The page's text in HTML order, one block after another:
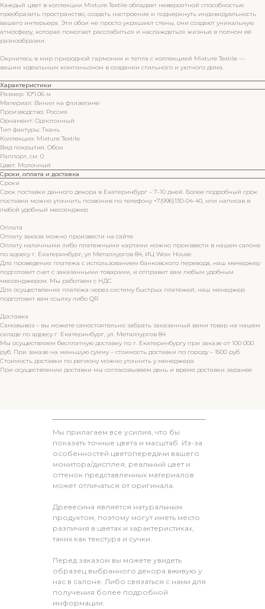
Каждый цвет в коллекции Mixture Textile обладает невероятной способностью
преобразить пространство, создать настроение и подчеркнуть индивидуальность
вашего интерьера. Эти обои не просто украшают стены, они создают уникальную
атмосферу, которая помогает расслабиться и наслаждаться жизнью в полном её
разнообразии.
Окунитесь в мир природной гармонии и тепла с коллекцией Mixture Textile —
вашим идеальным компаньоном в создании стильного и уютного дома.
Характеристики
Размер: 10*1.06 м
Материал: Винил на флизелине
Производство: Россия
Орнамент: Однотонный
Тип фактуры: Ткань
Коллекция: Mixture Textile
Вид покрытия: Обои
Раппорт, см: 0
Цвет: Молочный
Сроки, оплата и доставка
Сроки
Срок поставки данного декора в Екатеринбург – 7-10 дней. Более подробный срок
поставки можно уточнить позвонив по телефону +7(996)130-04-40, или написав в
любой удобный мессенджер
Оплата
Оплату заказа можно произвести на сайте
Оплату наличными либо платежными картами можно произвести в нашем салоне
по адресу г. Екатеринбург, ул Металлургов 84, ИЦ Wow House
Для проведения платежа с использованием банковского перевода, наш менеджер
подготовит счет с заказанными товарами, и отправит вам любым удобным
мессенджером. Мы работаем с НДС
Для осуществления платежа через систему быстрых платежей, наш менеджер
подготовит вам ссылку либо QR
Доставка
Самовывоз – вы можете самостоятельно забрать заказанный вами товар на нашем
складе по адресу г. Екатеринбург, ул. Металлургов 84
Мы осуществляем бесплатную доставку по г. Екатеринбургу при заказе от 100 000
руб. При заказе на меньшую сумму – стоимость доставки по городу – 1500 руб.
Стоимость доставки по региону можно уточнить у менеджера
При осуществлении доставки мы согласовываем день и время доставки заранее
Мы прилагаем все усилия, что бы
показать точные цвета и масштаб. Из-за
особенностей цветопередачи вашего
монитора/дисплея, реальный цвет и
оттенок представленных материалов
может отличаться от оригинала.
Древесина является натуральным
продуктом, поэтому могут иметь место
различия в цветах и характеристиках,
таких как текстура и сучки.
Перед заказом вы можете увидеть
образец выбранного декора вживую у
нас в салоне. Либо связаться с нами для
получения более подробной
информации.